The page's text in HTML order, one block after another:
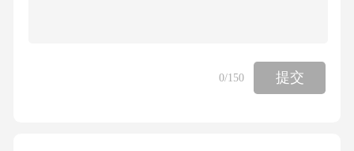
厘米；第9层时，面积是______平方厘米。(2)根
据发现的规律，制作了如图的“方阵”。8在“方
0/150 提交